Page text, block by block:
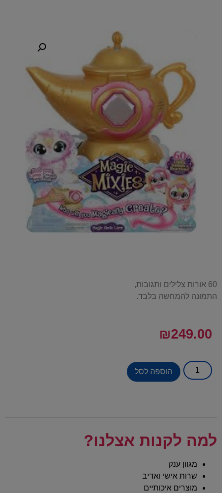
60 אורות צלילים ותגובות,
התמונה להמחשה בלבד.
₪249.00
הוספה לסל
למה לקנות אצלנו?
מגוון ענק
שרות אישי ואדיב
מוצרים איכותיים